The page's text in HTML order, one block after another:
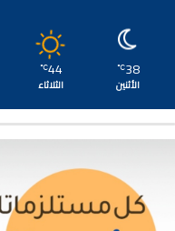
38
℃
الأثنين
44
℃
الثلاثاء